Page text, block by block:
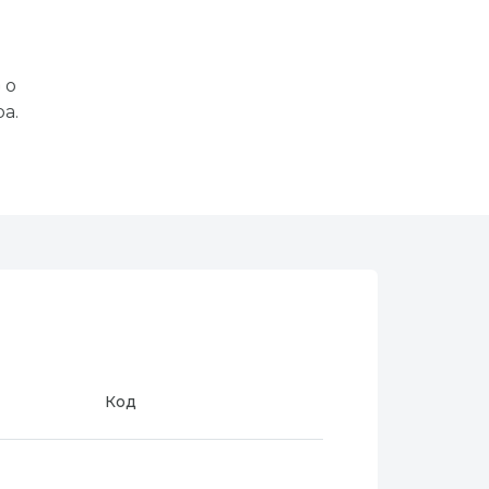
о
Код